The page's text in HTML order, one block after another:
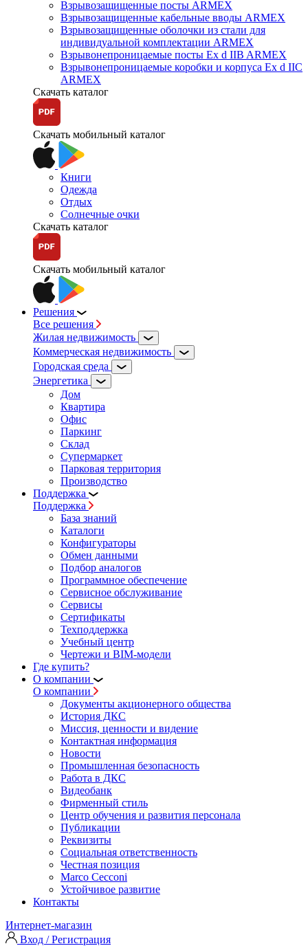
Взрывозащищенные посты ARMEX
Взрывозащищенные кабельные вводы ARMEX
Взрывозащищенные оболочки из стали для
индивидуальной комплектации ARMEX
Взрывонепроницаемые посты Ex d IIB ARMEX
Взрывонепроницаемые коробки и корпуса Ex d IIС
ARMEX
Скачать каталог
Скачать мобильный каталог
Книги
Одежда
Отдых
Солнечные очки
Скачать каталог
Скачать мобильный каталог
Решения
Все решения
Жилая недвижимость
Коммерческая недвижимость
Городская среда
Энергетика
Дом
Квартира
Офис
Паркинг
Склад
Супермаркет
Парковая территория
Производство
Поддержка
Поддержка
База знаний
Каталоги
Конфигураторы
Обмен данными
Подбор аналогов
Программное обеспечение
Сервисное обслуживание
Сервисы
Сертификаты
Техподдержка
Учебный центр
Чертежи и BIM-модели
Где купить?
О компании
О компании
Документы акционерного общества
История ДКС
Миссия, ценности и видение
Контактная информация
Новости
Промышленная безопасность
Работа в ДКС
Видеобанк
Фирменный стиль
Центр обучения и развития персонала
Публикации
Реквизиты
Социальная ответственность
Честная позиция
Marco Cecconi
Устойчивое развитие
Контакты
Интернет-магазин
Вход / Регистрация